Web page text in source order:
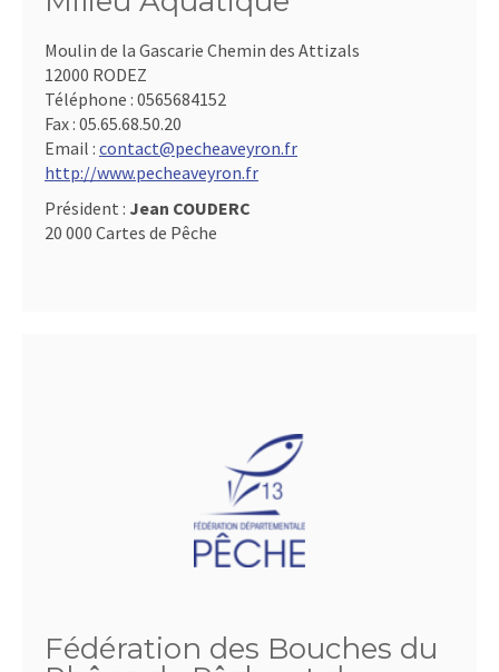
Moulin de la Gascarie Chemin des Attizals
12000 RODEZ
Téléphone : 0565684152
Fax : 05.65.68.50.20
Email : contact@pecheaveyron.fr
http://www.pecheaveyron.fr
Président : Jean COUDERC
20 000 Cartes de Pêche
Fédération des Bouches du